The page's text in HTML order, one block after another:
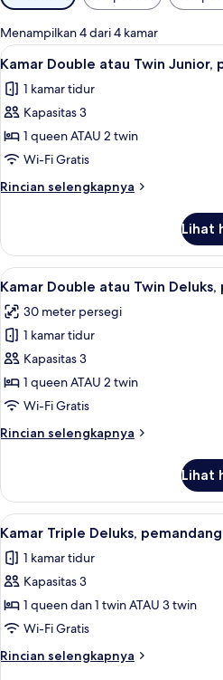
tersedia
untuk
kamar
Menampilkan 4 dari 4 kamar
Lihat
semua
foto
untuk
Kamar
Double
atau
Twin
pemandangan
halaman
17
Kamar Double atau Twin Junior,
1 kamar tidur
Kapasitas 3
1 queen ATAU 2 twin
Wi-Fi Gratis
Rincian selengkapnya
Rincian
Kamar
Double
atau
Junior,
pemandangan
halaman
Lihat
Lihat
semua
foto
untuk
Kamar
Double
atau
Deluks,
14
Kamar Double atau Twin
30 meter persegi
1 kamar tidur
Kapasitas 3
1 queen ATAU 2 twin
Wi-Fi Gratis
Rincian selengkapnya
Rincian
Kamar
Double
atau
Deluks,
pemandangan
Lihat
Lihat
semua
foto
untuk
Kamar
Triple
Deluks,
pemandangan
11
Kamar Triple Deluks,
1 kamar tidur
Kapasitas 3
1 queen dan 1 twin ATAU 3 twin
Wi-Fi Gratis
Rincian selengkapnya
Rincian